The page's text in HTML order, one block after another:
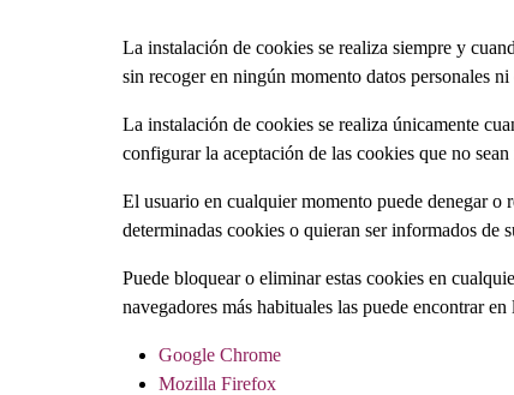
La instalación de cookies se realiza siempre y
sin recoger en ningún momento datos personales
La instalación de cookies se realiza únicamente
configurar la aceptación de las cookies que no
El usuario en cualquier momento puede denegar
determinadas cookies o quieran ser informados de
Puede bloquear o eliminar estas cookies en
navegadores más habituales las puede encontrar en
Google Chrome
Mozilla Firefox